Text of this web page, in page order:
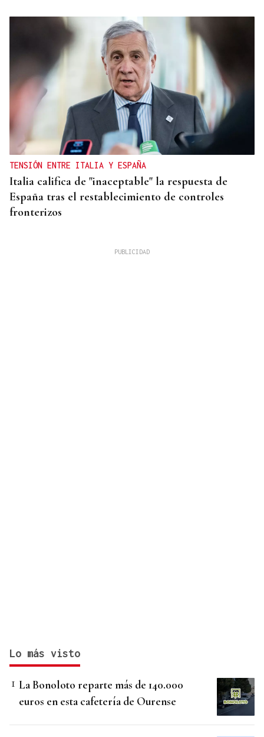
TENSIÓN ENTRE ITALIA Y ESPAÑA
Italia califica de "inaceptable" la respuesta de
España tras el restablecimiento de controles
fronterizos
Lo más visto
La Bonoloto reparte más de 140.000
euros en esta cafetería de Ourense